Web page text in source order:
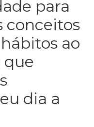
para
conceitos
ao
que
dia a